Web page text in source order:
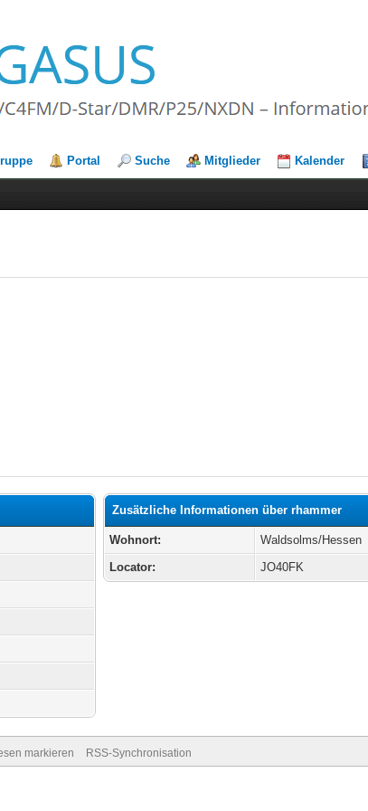
Portal Suche Mitglieder Kalender
Zusätzliche Informationen über rhammer
Wohnort:
Waldsolms/Hessen
Locator:
JO40FK
markieren RSS-Synchronisation